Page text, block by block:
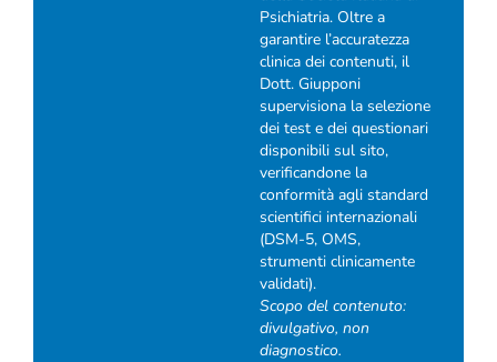
Psichiatria. Oltre a
garantire l’accuratezza
clinica dei contenuti, il
Dott. Giupponi
supervisiona la selezione
dei test e dei questionari
disponibili sul sito,
verificandone la
conformità agli standard
scientifici internazionali
(DSM-5, OMS,
strumenti clinicamente
validati).
Scopo del contenuto:
divulgativo, non
diagnostico.